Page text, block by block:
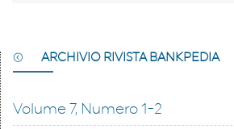
ARCHIVIO RIVISTA BANKPEDIA
Volume 7, Numero 1-2